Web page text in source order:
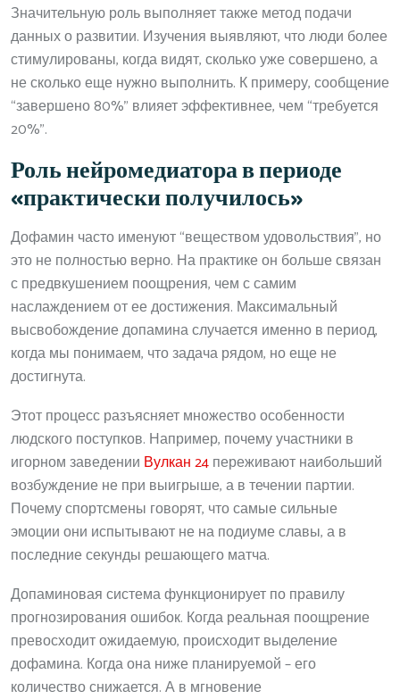
Значительную роль выполняет также метод подачи
данных о развитии. Изучения выявляют, что люди более
стимулированы, когда видят, сколько уже совершено, а
не сколько еще нужно выполнить. К примеру, сообщение
“завершено 80%” влияет эффективнее, чем “требуется
20%”.
Роль нейромедиатора в периоде
«практически получилось»
Дофамин часто именуют “веществом удовольствия”, но
это не полностью верно. На практике он больше связан
с предвкушением поощрения, чем с самим
наслаждением от ее достижения. Максимальный
высвобождение допамина случается именно в период,
когда мы понимаем, что задача рядом, но еще не
достигнута.
Этот процесс разъясняет множество особенности
людского поступков. Например, почему участники в
игорном заведении Вулкан 24переживают наибольший
возбуждение не при выигрыше, а в течении партии.
Почему спортсмены говорят, что самые сильные
эмоции они испытывают не на подиуме славы, а в
последние секунды решающего матча.
Допаминовая система функционирует по правилу
прогнозирования ошибок. Когда реальная поощрение
превосходит ожидаемую, происходит выделение
дофамина. Когда она ниже планируемой – его
количество снижается. А в мгновение